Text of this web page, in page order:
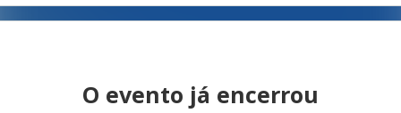
O evento já encerrou